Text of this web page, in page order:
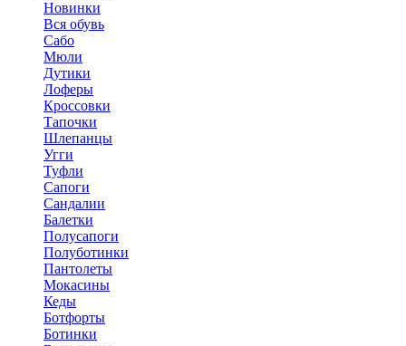
Новинки
Вся обувь
Сабо
Мюли
Дутики
Лоферы
Кроссовки
Тапочки
Шлепанцы
Угги
Туфли
Сапоги
Сандалии
Балетки
Полусапоги
Полуботинки
Пантолеты
Мокасины
Кеды
Ботфорты
Ботинки